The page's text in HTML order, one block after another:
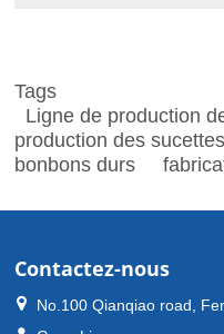
Tags
Ligne de production
production des sucettes
bonbons durs
Contactez-nous
No.100 Qianqiao road,